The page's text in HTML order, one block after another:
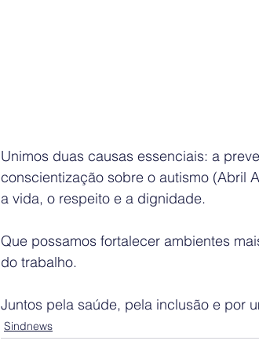
Unimos duas causas essenciais: a
conscientização sobre o autismo (Abril
a vida, o respeito e a dignidade.
Que possamos fortalecer ambientes
do trabalho.
Juntos pela saúde, pela inclusão e por
Sindnews